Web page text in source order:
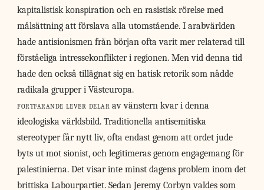
kapitalistisk konspiration och en rasistisk rörelse med
målsättning att förslava alla utomstående. I arabvärlden
hade antisionismen från början ofta varit mer relaterad till
förståeliga intressekonflikter i regionen. Men vid denna tid
hade den också tillägnat sig en hatisk retorik som nådde
radikala grupper i Västeuropa.
fortfarande lever delar av vänstern kvar i denna
ideologiska världsbild. Traditionella antisemitiska
stereotyper får nytt liv, ofta endast genom att ordet jude
byts ut mot sionist, och legitimeras genom engagemang för
palestinierna. Det visar inte minst dagens problem inom det
brittiska Labourpartiet. Sedan Jeremy Corbyn valdes som